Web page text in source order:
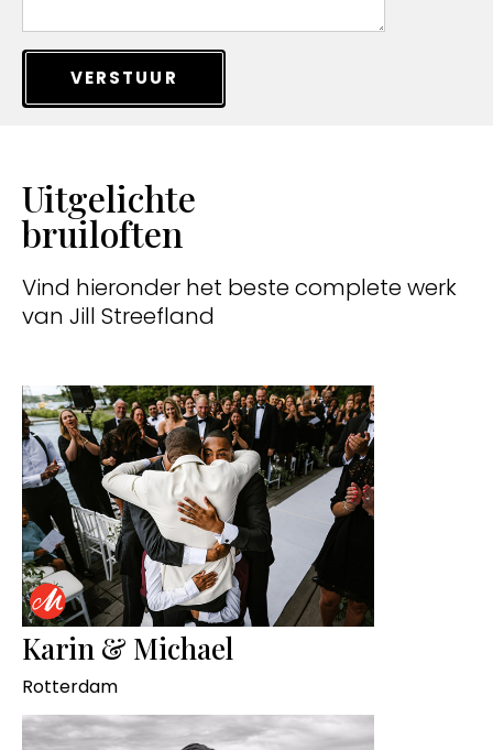
VERSTUUR
Uitgelichte
bruiloften
Vind hieronder het beste complete werk
van Jill Streefland
Karin & Michael
Rotterdam